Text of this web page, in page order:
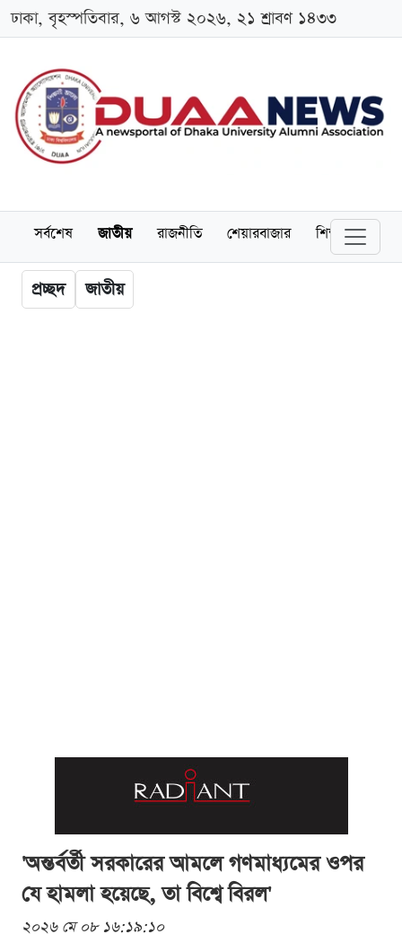
ঢাকা, বৃহস্পতিবার, ৬ আগস্ট ২০২৬, ২১ শ্রাবণ ১৪৩৩
সর্বশেষ জাতীয় রাজনীতি শেয়ারবাজার শিক্ষা
প্রচ্ছদ জাতীয়
'অন্তর্বর্তী সরকারের আমলে গণমাধ্যমের ওপর
যে হামলা হয়েছে, তা বিশ্বে বিরল'
২০২৬ মে ০৮ ১৬:১৯:১০